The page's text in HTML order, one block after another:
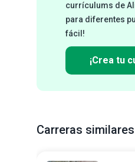
currículums de
para diferentes
fácil!
¡Crea tu
Carreras